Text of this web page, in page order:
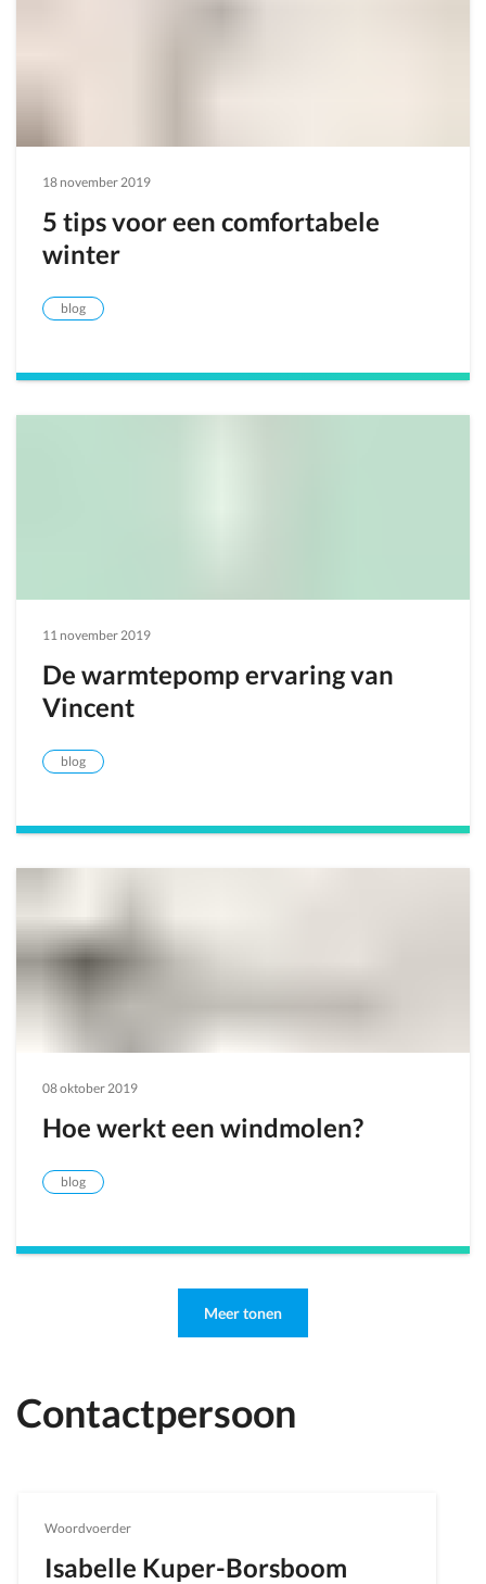
18 november 2019
5 tips voor een comfortabele
winter
blog
11 november 2019
De warmtepomp ervaring van
Vincent
blog
08 oktober 2019
Hoe werkt een windmolen?
blog
Meer tonen
Contactpersoon
Woordvoerder
Isabelle Kuper-Borsboom